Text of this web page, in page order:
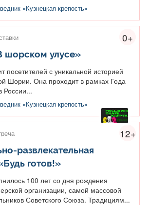
«Кузнецкая крепость»
0+
шорском улусе»
посетителей с уникальной историей
Шории. Она проходит в рамках Года
России...
«Кузнецкая крепость»
12+
развлекательная
готов!»
100 лет со дня рождения
организации, самой массовой
Советского Союза. Традициям...